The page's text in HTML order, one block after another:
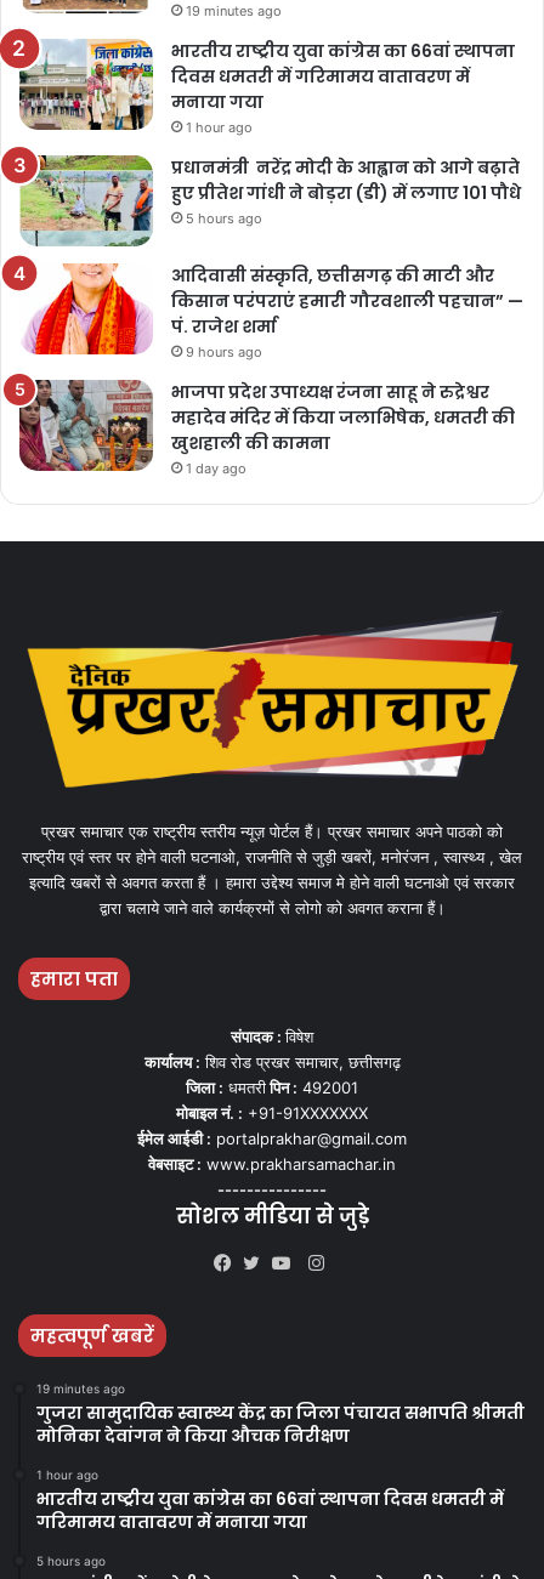
19 minutes ago
भारतीय राष्ट्रीय युवा कांग्रेस का 66वां स्थापना
दिवस धमतरी में गरिमामय वातावरण में
मनाया गया
1 hour ago
प्रधानमंत्री नरेंद्र मोदी के आह्वान को आगे बढ़ाते
हुए प्रीतेश गांधी ने बोड़रा (डी) में लगाए 101 पौधे
5 hours ago
आदिवासी संस्कृति, छत्तीसगढ़ की माटी और
किसान परंपराएं हमारी गौरवशाली पहचान” —
पं. राजेश शर्मा
9 hours ago
भाजपा प्रदेश उपाध्यक्ष रंजना साहू ने रुद्रेश्वर
महादेव मंदिर में किया जलाभिषेक, धमतरी की
खुशहाली की कामना
1 day ago
प्रखर समाचार एक राष्ट्रीय स्तरीय न्यूज़ पोर्टल हैं। प्रखर समाचार अपने पाठको को
राष्ट्रीय एवं स्तर पर होने वाली घटनाओ, राजनीति से जुड़ी खबरों, मनोरंजन , स्वास्थ्य , खेल
इत्यादि खबरों से अवगत करता हैं । हमारा उद्देश्य समाज मे होने वाली घटनाओ एवं सरकार
द्वारा चलाये जाने वाले कार्यक्रमों से लोगो को अवगत कराना हैं।
हमारा पता
संपादक :विषेश
कार्यालय : शिव रोड प्रखर समाचार, छत्तीसगढ़
जिला : धमतरीपिन : 492001
मोबाइल नं. : +91-91XXXXXXX
ईमेल आईडी : portalprakhar@gmail.com
वेबसाइट : www.prakharsamachar.in
---------------
सोशल मीडिया से जुड़े
Instagram
महत्वपूर्ण खबरें
19 minutes ago
गुजरा सामुदायिक स्वास्थ्य केंद्र का जिला पंचायत सभापति श्रीमती
मोनिका देवांगन ने किया औचक निरीक्षण
1 hour ago
भारतीय राष्ट्रीय युवा कांग्रेस का 66वां स्थापना दिवस धमतरी में
गरिमामय वातावरण में मनाया गया
5 hours ago